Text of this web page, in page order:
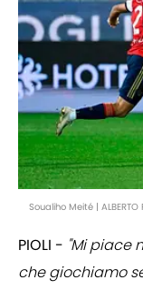
Soualiho Meité |
PIOLI - "Mi piace
che giochiamo